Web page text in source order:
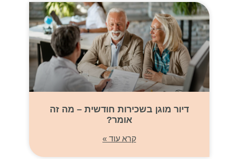
דיור מוגן בשכירות חודשית – מה זה
אומר?
קרא עוד »